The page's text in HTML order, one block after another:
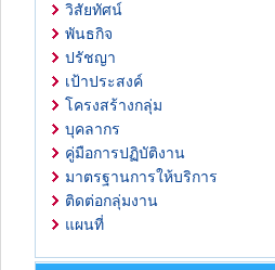
วิสัยทัศน์
พันธกิจ
ปรัชญา
เป้าประสงค์
โครงสร้างกลุ่ม
บุคลากร
คู่มือการปฏิบัติงาน
มาตรฐานการให้บริการ
ติดต่อกลุ่มงาน
แผนที่